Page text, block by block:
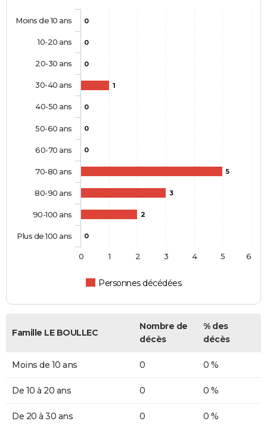
0
0
0
1
0
0
0
5
3
2
0
Personnes décédées
Moins de 10 ans
10-20 ans
20-30 ans
30-40 ans
40-50 ans
50-60 ans
60-70 ans
70-80 ans
80-90 ans
90-100 ans
Plus de 100 ans
0 1 2 3 4 5 6
Famille LE BOULLEC
Nombre de
décès
% des
décès
Moins de 10 ans 0 0 %
De 10 à 20 ans 0 0 %
De 20 à 30 ans 0 0 %